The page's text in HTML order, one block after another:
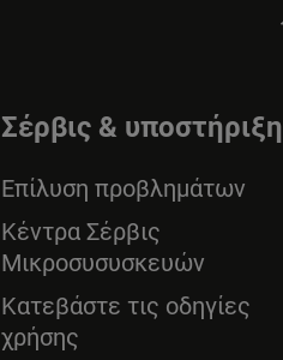
Σέρβις & υποστήριξη
Επίλυση προβλημάτων
Κέντρα Σέρβις
Μικροσυσυσκευών
Κατεβάστε τις οδηγίες
χρήσης